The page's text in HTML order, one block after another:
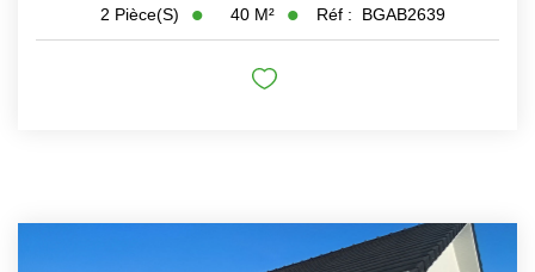
2 Pièce(s) 40 M² Réf : BGAB2639